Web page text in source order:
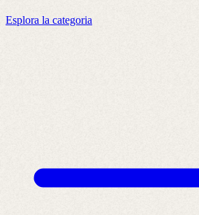
Esplora la categoria